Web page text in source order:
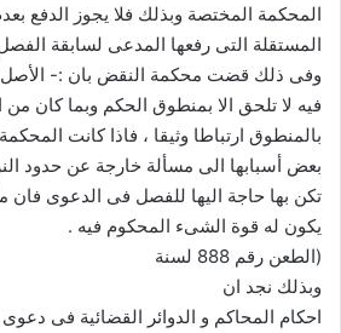
المحكمة المختصة وبذلك فلا يجوز الدفع
المستقلة التى رفعها المدعى لسابقة
وفى ذلك قضت محكمة النقض بان :- الأصل
فيه لا تلحق الا بمنطوق الحكم وبما كان
بالمنطوق ارتباطا وثيقا ، فاذا كانت
بعض أسبابها الى مسألة خارجة عن حدود
تكن بها حاجة اليها للفصل فى الدعوى
يكون له قوة الشىء المحكوم فيه .
(الطعن رقم 888 لسنة
وبذلك نجد ان
احكام المحاكم و الدوائر القضائية فى